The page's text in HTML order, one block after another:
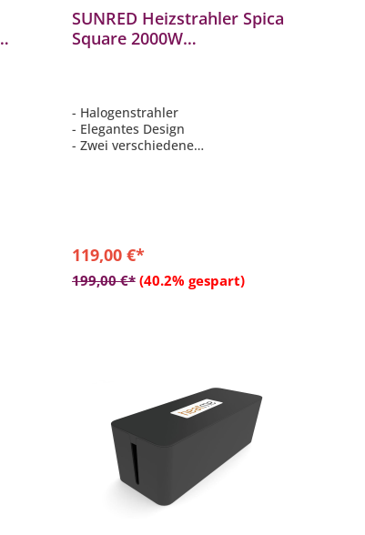
SUNRED Heizstrahler Spica
Square 2000W
- Halogenstrahler
- Elegantes Design
- Zwei verschiedene
119,00 €*
199,00 €* (40.2% gespart)
In den Warenkorb